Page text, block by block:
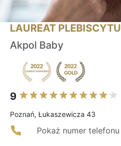
LAUREAT
Akpol Baby
9
Poznań, Łukaszewicza 43
Pokaż numer telefonu